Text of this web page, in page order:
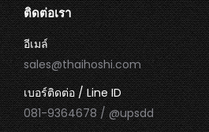
ติดต่อเรา
อีเมล์
sales@thaihoshi.com
เบอร์ติดต่อ / Line ID
081-9364678 / @upsdd